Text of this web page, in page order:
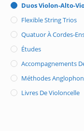
Duos Violon-Alto-
Flexible String Trios
Quatuor À Cordes-
Études
Accompagnements
Méthodes
Livres De Violoncelle